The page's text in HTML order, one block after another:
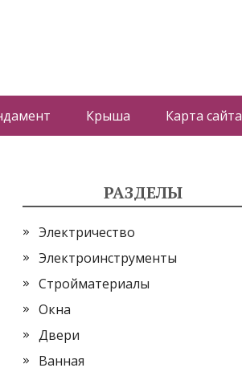
Крыша Карта сайта
РАЗДЕЛЫ
Электричество
Электроинструменты
Стройматериалы
Окна
Двери
Ванная